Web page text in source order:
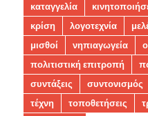
καταγγελία
κρίση
λογοτεχνία
μισθοί
νηπιαγωγεία
πολιτιστική επιτροπή
συντάξεις
συντονισμός
τέχνη
τοποθετήσεις